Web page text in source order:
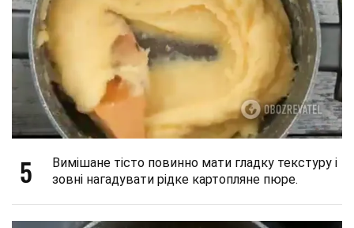
5
Вимішане тісто повинно мати гладку текстуру і
зовні нагадувати рідке картопляне пюре.